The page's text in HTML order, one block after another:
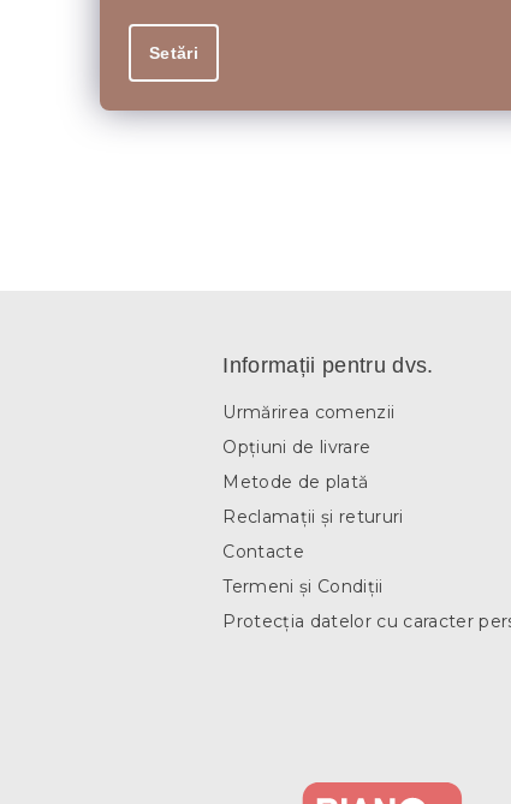
Setări
Informații pentru dvs.
Urmărirea comenzii
Opțiuni de livrare
Metode de plată
Reclamații și retururi
Contacte
Termeni și Condiții
Protecția datelor cu caracter